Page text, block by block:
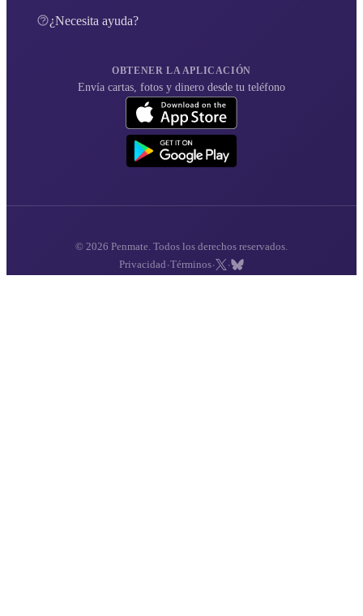
¿Necesita ayuda?
OBTENER LA APLICACIÓN
Envía cartas, fotos y dinero desde tu teléfono
© 2026 Penmate. Todos los derechos reservados.
Privacidad ·Términos· ·